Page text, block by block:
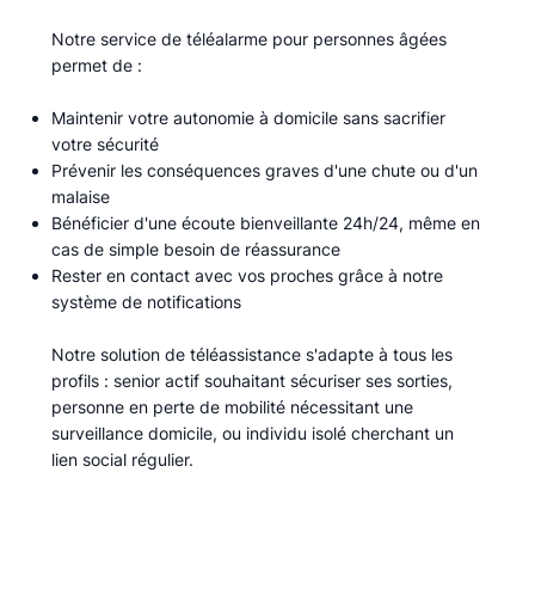
Notre service de téléalarme pour personnes âgées
permet de :​
Maintenir votre autonomie à domicile sans sacrifier
votre sécurité
Prévenir les conséquences graves d'une chute ou d'un
malaise
Bénéficier d'une écoute bienveillante 24h/24, même en
cas de simple besoin de réassurance
Rester en contact avec vos proches grâce à notre
système de notifications
Notre solution de téléassistance s'adapte à tous les
profils : senior actif souhaitant sécuriser ses sorties,
personne en perte de mobilité nécessitant une
surveillance domicile, ou individu isolé cherchant un
lien social régulier.